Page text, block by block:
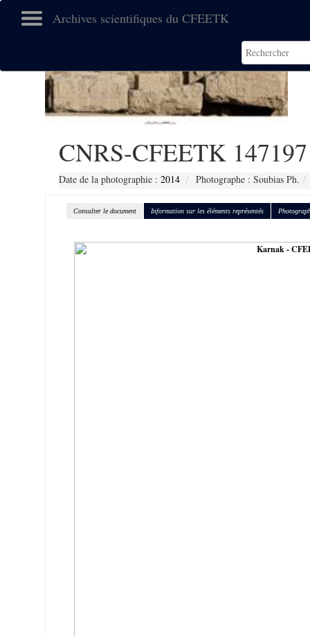
Archives scientifiques du CFEETK
CNRS-CFEETK 147197
Date de la photographie : 2014 Photographe : Soubias Ph.
Consulter le document Information sur les éléments représentés